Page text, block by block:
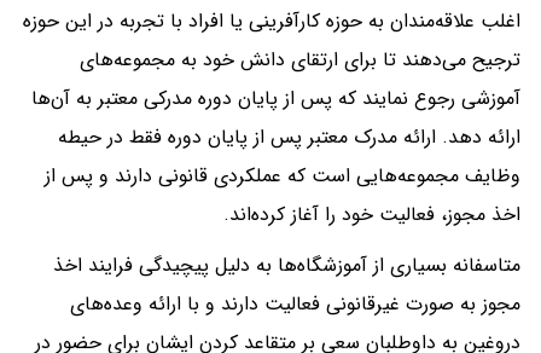
اغلب علاقه‌مندان به حوزه کارآفرینی یا افراد با تجربه در این حوزه
ترجیح می‌دهند تا برای ارتقای دانش خود به مجموعه‌های
آموزشی رجوع نمایند که پس از پایان دوره مدرکی معتبر به آن‌ها
ارائه دهد. ارائه مدرک معتبر پس از پایان دوره فقط در حیطه
وظایف مجموعه‌هایی است که عملکردی قانونی دارند و پس از
اخذ مجوز، فعالیت خود را آغاز کرده‌اند.
متاسفانه بسیاری از آموزشگاه‌ها به دلیل پیچیدگی فرایند اخذ
مجوز به صورت غیرقانونی فعالیت دارند و با ارائه وعده‌های
دروغین به داوطلبان سعی بر متقاعد کردن ایشان برای حضور در